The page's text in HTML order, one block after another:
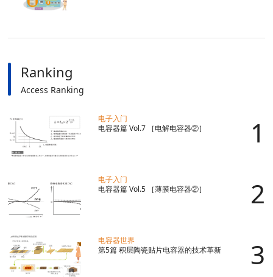
Ranking
Access Ranking
电子入门
电容器篇 Vol.7 ［电解电容器②］
电子入门
电容器篇 Vol.5 ［薄膜电容器②］
电容器世界
第5篇 积层陶瓷贴片电容器的技术革新